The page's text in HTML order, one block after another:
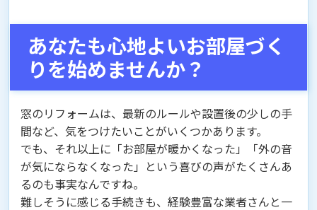
あなたも心地よいお部屋づく
りを始めませんか？
窓のリフォームは、最新のルールや設置後の少しの手
間など、気をつけたいことがいくつかあります。
でも、それ以上に「お部屋が暖かくなった」「外の音
が気にならなくなった」という喜びの声がたくさんあ
るのも事実なんですね。
難しそうに感じる手続きも、経験豊富な業者さんと一